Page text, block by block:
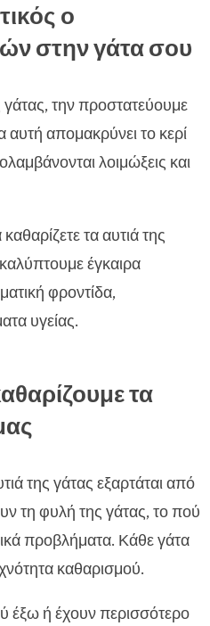
για τη γάτα σας
ο
στην γάτα σου
γάτας, την προστατεύουμε
απομακρύνει το κερί
λοιμώξεις και
τα αυτιά της
έγκαιρα
φροντίδα,
υγείας.
τα
της γάτας εξαρτάται από
τη φυλή της γάτας, το πού
προβλήματα. Κάθε γάτα
καθαρισμού.
έξω ή έχουν περισσότερο